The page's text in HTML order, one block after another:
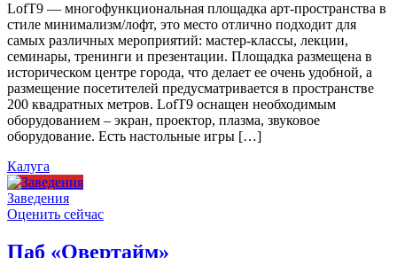
LofT9 — многофункциональная площадка арт-пространства в
стиле минимализм/лофт, это место отлично подходит для
самых различных мероприятий: мастер-классы, лекции,
семинары, тренинги и презентации. Площадка размещена в
историческом центре города, что делает ее очень удобной, а
размещение посетителей предусматривается в пространстве
200 квадратных метров. LofT9 оснащен необходимым
оборудованием – экран, проектор, плазма, звуковое
оборудование. Есть настольные игры […]
Калуга
Заведения
Оценить сейчас
Паб «Овертайм»